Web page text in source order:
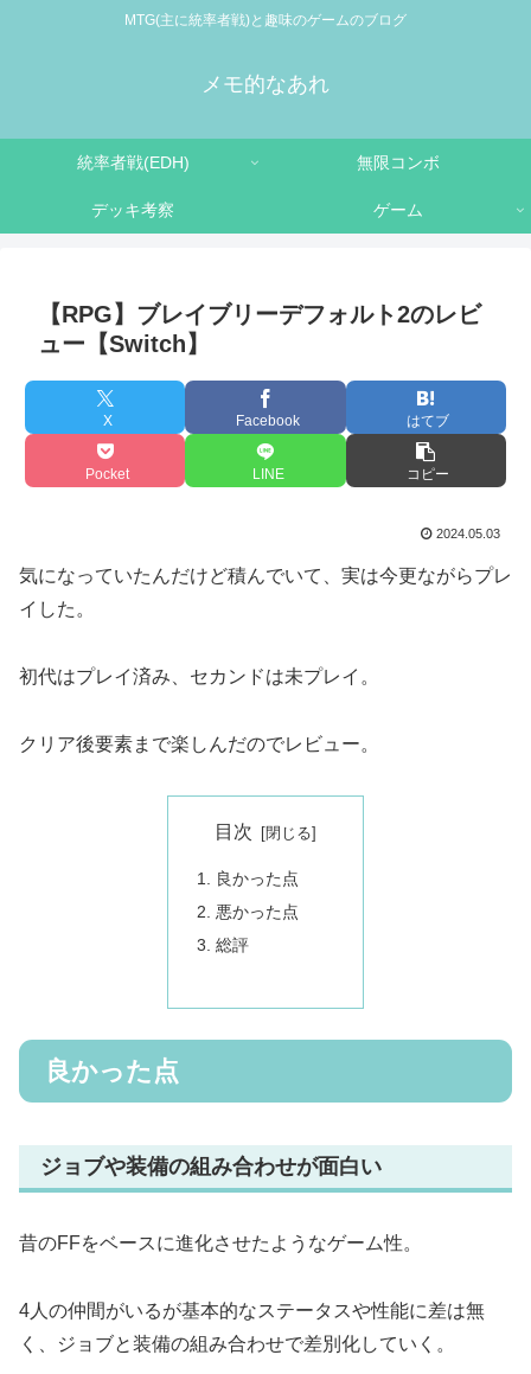
MTG(主に統率者戦)と趣味のゲームのブログ
メモ的なあれ
統率者戦(EDH) 無限コンボ
デッキ考察 ゲーム
【RPG】ブレイブリーデフォルト2のレビ
ュー【Switch】
X Facebook はてブ
Pocket LINE コピー
2024.05.03
気になっていたんだけど積んでいて、実は今更ながらプレ
イした。
初代はプレイ済み、セカンドは未プレイ。
クリア後要素まで楽しんだのでレビュー。
目次
良かった点
悪かった点
総評
良かった点
ジョブや装備の組み合わせが面白い
昔のFFをベースに進化させたようなゲーム性。
4人の仲間がいるが基本的なステータスや性能に差は無
く、ジョブと装備の組み合わせで差別化していく。